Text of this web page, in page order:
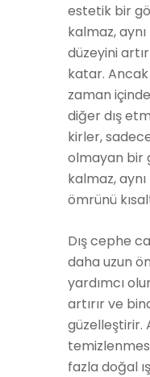
estetik bir
kalmaz,
düzeyini
katar.
zaman
diğer dış
kirler,
olmayan bir
kalmaz,
ömrünü
Dış cephe
daha uzun
yardımcı
artırır ve
güzelleştirir.
fazla doğal